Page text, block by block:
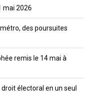
mai 2026
des poursuites
remis le 14 mai à
électoral en un seul